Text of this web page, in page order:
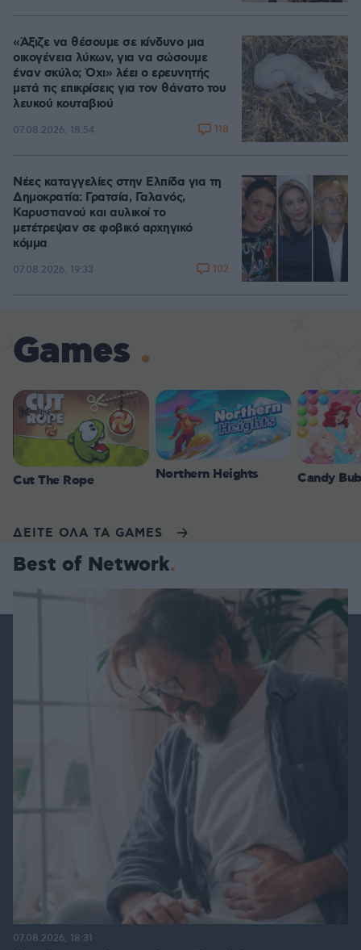
«Άξιζε να θέσουμε σε κίνδυνο μια
οικογένεια λύκων, για να σώσουμε
έναν σκύλο; Όχι» λέει ο ερευνητής
μετά τις επικρίσεις για τον θάνατο του
λευκού κουταβιού
07.08.2026, 18:54 118
Νέες καταγγελίες στην Ελπίδα για τη
Δημοκρατία: Γρατσία, Γαλανός,
Καρυστιανού και αυλικοί το
μετέτρεψαν σε φοβικό αρχηγικό
κόμμα
07.08.2026, 19:33 102
Games
Cut The Rope Northern Heights Candy
ΔΕΙΤΕ ΟΛΑ ΤΑ GAMES
Best of Network
07.08.2026, 18:31